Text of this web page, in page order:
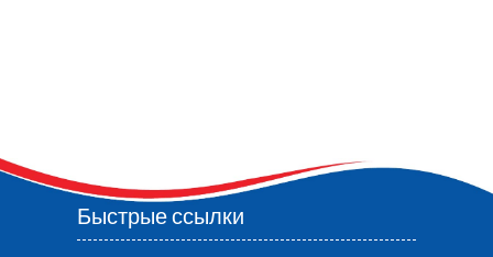
Быстрые ссылки